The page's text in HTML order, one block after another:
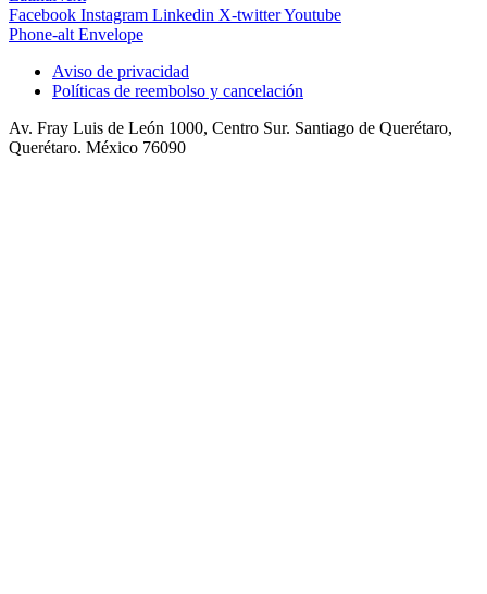
Facebook Instagram Linkedin X-twitterYoutube
Phone-alt Envelope
Aviso de privacidad
Políticas de reembolso y cancelación
Av. Fray Luis de León 1000, Centro Sur. Santiago de Querétaro,
Querétaro. México 76090